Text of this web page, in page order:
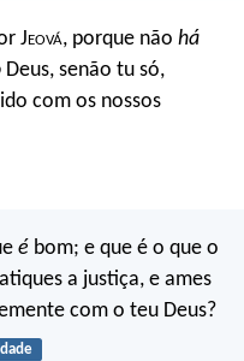
Jeová, porque não há
Deus, senão tu só,
com os nossos
é bom; e que é o que o
a justiça, e ames
com o teu Deus?